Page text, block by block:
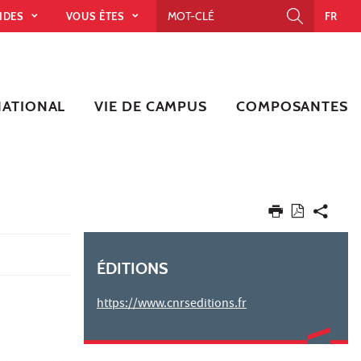
VOUS ÊTES FR
VIE DE CAMPUS COMPOSANTES
ÉDITIONS
https://www.cnrseditions.fr